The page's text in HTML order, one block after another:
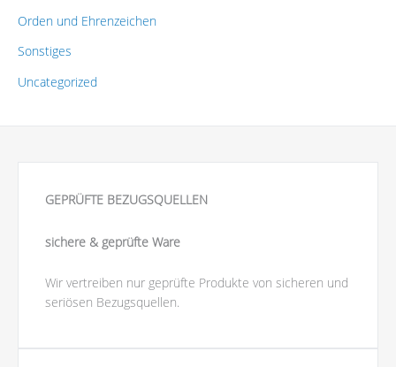
Orden und Ehrenzeichen
Sonstiges
Uncategorized
GEPRÜFTE BEZUGSQUELLEN
sichere & geprüfte Ware
Wir vertreiben nur geprüfte Produkte von sicheren und
seriösen Bezugsquellen.